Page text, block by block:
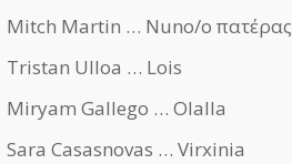
Mitch Martin … Nuno/ο πατέρας
Tristan Ulloa … Lois
Miryam Gallego … Olalla
Sara Casasnovas … Virxinia